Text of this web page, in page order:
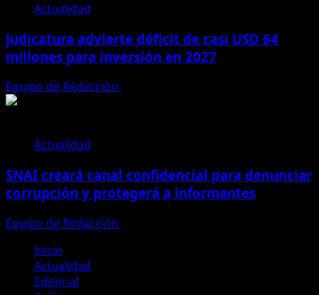
Actualidad
Judicatura advierte déficit de casi USD 64
millones para inversión en 2027
Equipo de Redacción
Actualidad
SNAI creará canal confidencial para denunciar
corrupción y protegerá a informantes
Equipo de Redacción
Inicio
Actualidad
Editorial